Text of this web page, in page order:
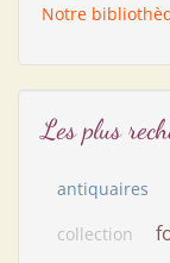
Notre
Les plus
antiquaires
collection